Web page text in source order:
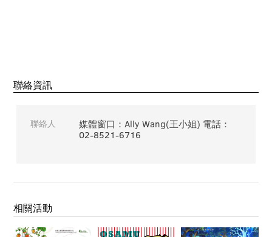
聯絡資訊
聯絡人
媒體窗口：Ally Wang(王小姐) 電話：
02-8521-6716
相關活動